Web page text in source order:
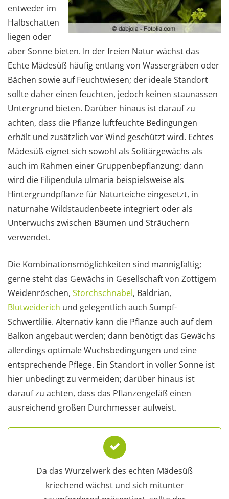
entweder im
Halbschatten
liegen oder
aber Sonne bieten. In der freien Natur wächst das
Echte Mädesüß häufig entlang von Wassergräben oder
Bächen sowie auf Feuchtwiesen; der ideale Standort
sollte daher einen feuchten, jedoch keinen staunassen
Untergrund bieten. Darüber hinaus ist darauf zu
achten, dass die Pflanze luftfeuchte Bedingungen
erhält und zusätzlich vor Wind geschützt wird. Echtes
Mädesüß eignet sich sowohl als Solitärgewächs als
auch im Rahmen einer Gruppenbepflanzung; dann
wird die Filipendula ulmaria beispielsweise als
Hintergrundpflanze für Naturteiche eingesetzt, in
naturnahe Wildstaudenbeete integriert oder als
Unterwuchs zwischen Bäumen und Sträuchern
verwendet.
Die Kombinationsmöglichkeiten sind mannigfaltig;
gerne steht das Gewächs in Gesellschaft von Zottigem
Weidenröschen, Storchschnabel, Baldrian,
Blutweiderich und gelegentlich auch Sumpf-
Schwertlilie. Alternativ kann die Pflanze auch auf dem
Balkon angebaut werden; dann benötigt das Gewächs
allerdings optimale Wuchsbedingungen und eine
entsprechende Pflege. Ein Standort in voller Sonne ist
hier unbedingt zu vermeiden; darüber hinaus ist
darauf zu achten, dass das Pflanzengefäß einen
ausreichend großen Durchmesser aufweist.
Da das Wurzelwerk des echten Mädesüß
kriechend wächst und sich mitunter